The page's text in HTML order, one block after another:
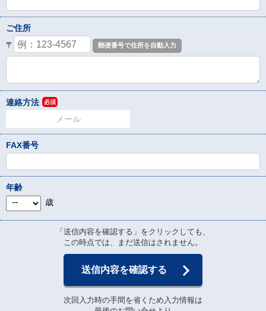
ご住所
〒
連絡方法 必須
メール
FAX番号
年齢
歳
「送信内容を確認する」をクリックしても、
この時点では、まだ送信はされません。
送信内容を確認する
次回入力時の手間を省くため入力情報は